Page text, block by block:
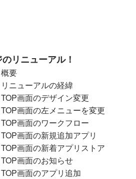
リニューアル！
要
ニューアルの経緯
画面のデザイン変更
画面の左メニューを変更
画面のワークフロー
画面の新規追加アプリ
画面の新着アプリストア
画面のお知らせ
画面のアプリ追加